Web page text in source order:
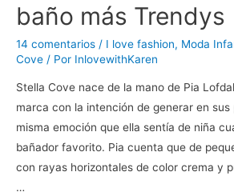
baño más Trendys
14 comentarios / I love fashion, Moda
Cove / Por InlovewithKaren
Stella Cove nace de la mano de Pia
marca con la intención de generar en sus
misma emoción que ella sentía de niña
bañador favorito. Pia cuenta que de
con rayas horizontales de color crema y
…